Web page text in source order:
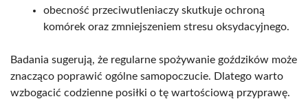
obecność przeciwutleniaczy skutkuje ochroną
komórek oraz zmniejszeniem stresu oksydacyjnego.
Badania sugerują, że regularne spożywanie goździków może
znacząco poprawić ogólne samopoczucie. Dlatego warto
wzbogacić codzienne posiłki o tę wartościową przyprawę.